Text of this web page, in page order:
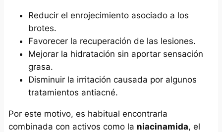
Reducir el enrojecimiento asociado a los
brotes.
Favorecer la recuperación de las lesiones.
Mejorar la hidratación sin aportar sensación
grasa.
Disminuir la irritación causada por algunos
tratamientos antiacné.
Por este motivo, es habitual encontrarla
combinada con activos como la niacinamida, el